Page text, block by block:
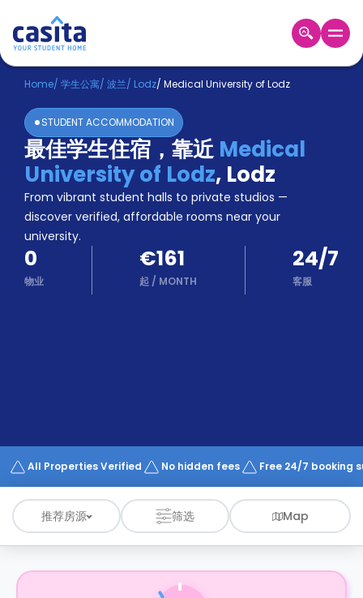
Home ZH EUR
登
入
Booking
Accommodation
About
us
Blog
Refer
And
Earn
Become
Works
Home/ 学生公寓/ 波兰/ Lodz/ Medical University of Lodz
STUDENT ACCOMMODATION
最佳学生住宿，靠近Medical
University of Lodz, Lodz
From vibrant student halls to private studios —
discover verified, affordable rooms near your
university.
0
物业
€161
起 / MONTH
24/7
客服
All Properties Verified No hidden fees Free 24/7 booking
推荐房源 筛选 Map